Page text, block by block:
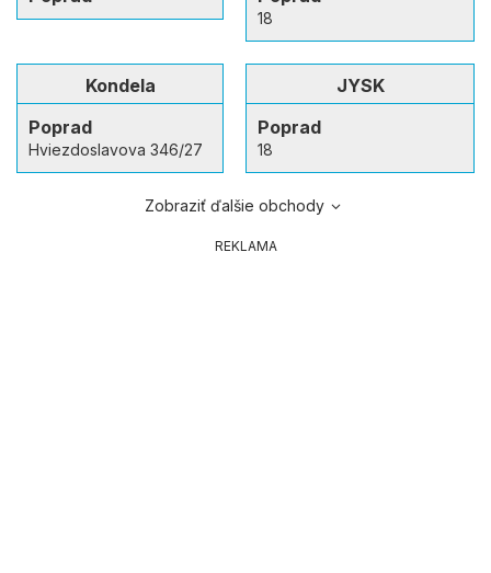
18
Kondela
Poprad
Hviezdoslavova 346/27
JYSK
Poprad
18
Zobraziť ďalšie obchody
REKLAMA